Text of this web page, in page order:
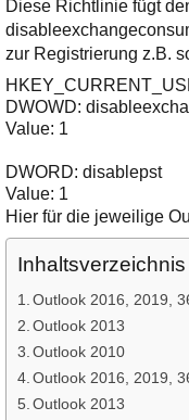
Diese Richtlinie fügt
zur Registrierung z.B.
DWOWD:
Value: 1
DWORD: disablepst
Value: 1
Hier für die jeweilige
Inhaltsverzeichnis
Outlook 2016, 2019,
Outlook 2013
Outlook 2010
Outlook 2016, 2019,
Outlook 2013